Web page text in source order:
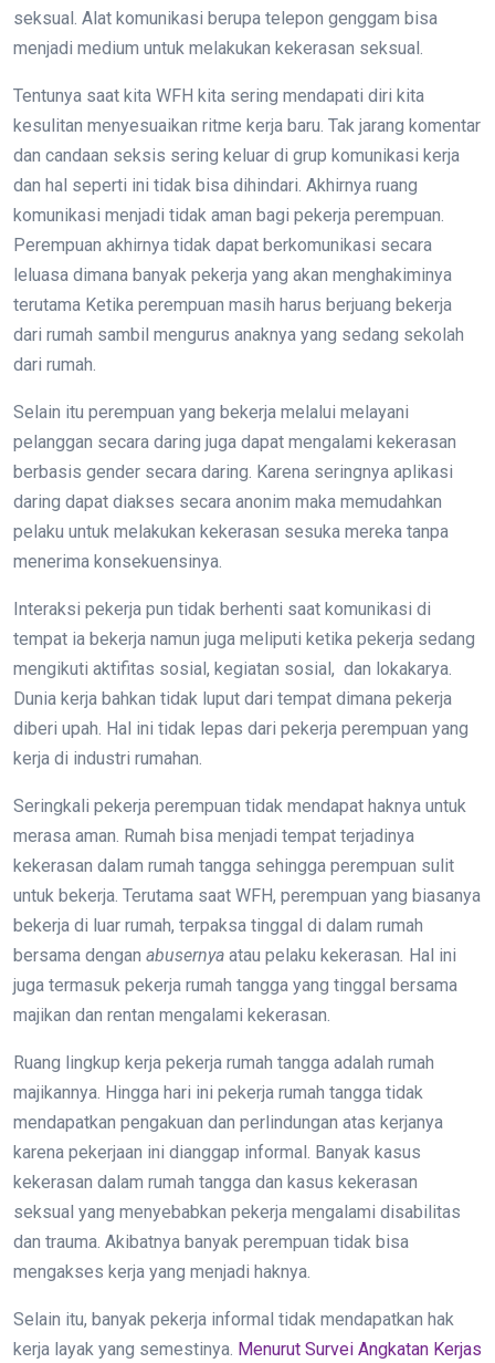
seksual. Alat komunikasi berupa telepon genggam bisa
menjadi medium untuk melakukan kekerasan seksual.
Tentunya saat kita WFH kita sering mendapati diri kita
kesulitan menyesuaikan ritme kerja baru. Tak jarang komentar
dan candaan seksis sering keluar di grup komunikasi kerja
dan hal seperti ini tidak bisa dihindari. Akhirnya ruang
komunikasi menjadi tidak aman bagi pekerja perempuan.
Perempuan akhirnya tidak dapat berkomunikasi secara
leluasa dimana banyak pekerja yang akan menghakiminya
terutama Ketika perempuan masih harus berjuang bekerja
dari rumah sambil mengurus anaknya yang sedang sekolah
dari rumah.
Selain itu perempuan yang bekerja melalui melayani
pelanggan secara daring juga dapat mengalami kekerasan
berbasis gender secara daring. Karena seringnya aplikasi
daring dapat diakses secara anonim maka memudahkan
pelaku untuk melakukan kekerasan sesuka mereka tanpa
menerima konsekuensinya.
Interaksi pekerja pun tidak berhenti saat komunikasi di
tempat ia bekerja namun juga meliputi ketika pekerja sedang
mengikuti aktifitas sosial, kegiatan sosial, dan lokakarya.
Dunia kerja bahkan tidak luput dari tempat dimana pekerja
diberi upah. Hal ini tidak lepas dari pekerja perempuan yang
kerja di industri rumahan.
Seringkali pekerja perempuan tidak mendapat haknya untuk
merasa aman. Rumah bisa menjadi tempat terjadinya
kekerasan dalam rumah tangga sehingga perempuan sulit
untuk bekerja. Terutama saat WFH, perempuan yang biasanya
bekerja di luar rumah, terpaksa tinggal di dalam rumah
bersama dengan abusernya atau pelaku kekerasan. Hal ini
juga termasuk pekerja rumah tangga yang tinggal bersama
majikan dan rentan mengalami kekerasan.
Ruang lingkup kerja pekerja rumah tangga adalah rumah
majikannya. Hingga hari ini pekerja rumah tangga tidak
mendapatkan pengakuan dan perlindungan atas kerjanya
karena pekerjaan ini dianggap informal. Banyak kasus
kekerasan dalam rumah tangga dan kasus kekerasan
seksual yang menyebabkan pekerja mengalami disabilitas
dan trauma. Akibatnya banyak perempuan tidak bisa
mengakses kerja yang menjadi haknya.
Selain itu, banyak pekerja informal tidak mendapatkan hak
kerja layak yang semestinya. Menurut Survei Angkatan Kerjas